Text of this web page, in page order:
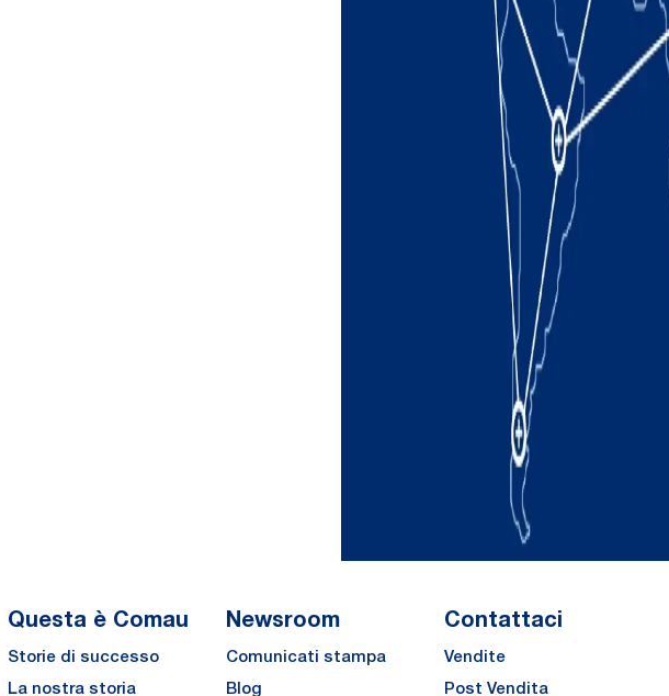
Questa è Comau
Storie di successo
La nostra storia
Newsroom
Comunicati stampa
Blog
Contattaci
Vendite
Post Vendita